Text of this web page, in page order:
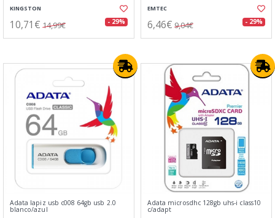
KINGSTON
10,71€ 14,99€ - 29%
EMTEC
6,46€ 9,04€ - 29%
Adata lapiz usb c008 64gb usb 2.0
blanco/azul
Adata microsdhc 128gb uhs-i class10
c/adapt